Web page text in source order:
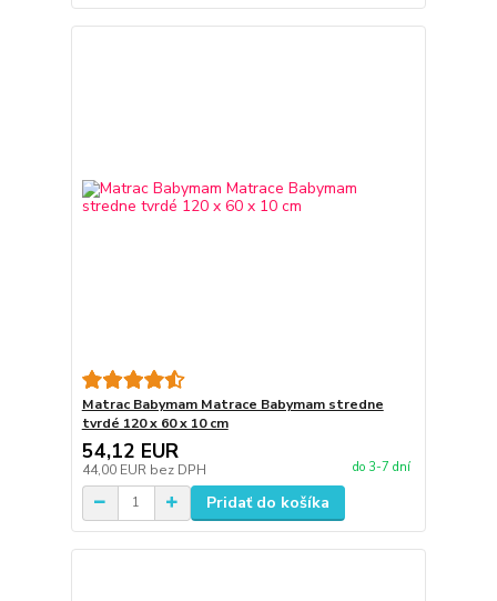
Matrac Babymam Matrace Babymam stredne
tvrdé 120 x 60 x 10 cm
54,12 EUR
44,00 EUR bez DPH do 3-7 dní
Pridať do košíka